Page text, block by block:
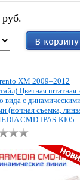
XM 2009–2012
Цветная штатная
вида с
(ночная съемка,
CMD-IPAS-KI05